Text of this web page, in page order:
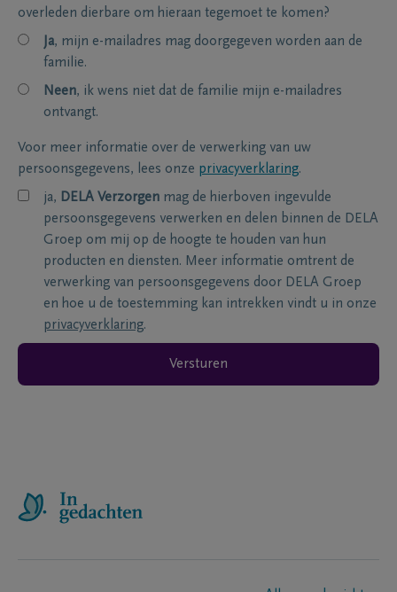
overleden dierbare om hieraan tegemoet te komen?
Ja, mijn e-mailadres mag doorgegeven worden aan de
familie.
Neen, ik wens niet dat de familie mijn e-mailadres
ontvangt.
Voor meer informatie over de verwerking van uw
persoonsgegevens, lees onze privacyverklaring.
ja, DELA Verzorgen mag de hierboven ingevulde
persoonsgegevens verwerken en delen binnen de DELA
Groep om mij op de hoogte te houden van hun
producten en diensten. Meer informatie omtrent de
verwerking van persoonsgegevens door DELA Groep
en hoe u de toestemming kan intrekken vindt u in onze
privacyverklaring.
Versturen